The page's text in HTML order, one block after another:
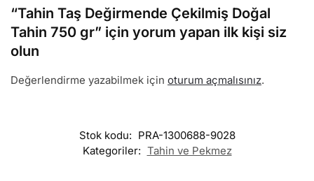
“Tahin Taş Değirmende Çekilmiş Doğal
Tahin 750 gr” için yorum yapan ilk kişi siz
olun
Değerlendirme yazabilmek için oturum açmalısınız.
Stok kodu: PRA-1300688-9028
Kategoriler: Tahin ve Pekmez